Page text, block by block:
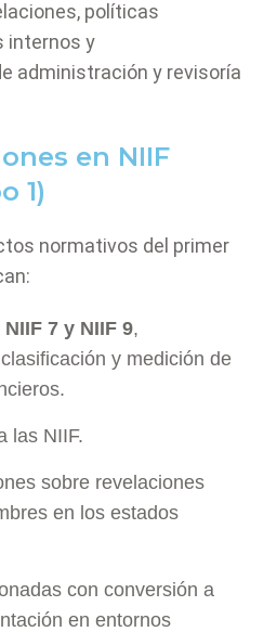
políticas
internos y
administración y revisoría
en NIIF
1)
normativos del primer
NIIF 7 y NIIF 9,
y medición de
las NIIF.
sobre revelaciones
en los estados
con conversión a
en entornos